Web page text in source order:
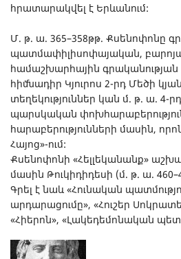
հրատարակվել է Երևանում:
Մ. թ. ա. 365–358թթ. Քսենոփոնը
պատմափիլիսոփայական,
համաշխարհային գրականության
հիմնադիր Կյուրոս 2-րդ Մեծի
տեղեկություններ կան մ. թ. ա.
պարսկական
հարաբերությունների մասին,
Հայոց»-ում:
Քսենոփոնի «Հելլեկանանք»
մասին Թուկիդիդեսի (մ. թ. ա.
Գրել է նաև «Հունական
արդարացումը», «Հուշեր
«Հիերոն», «Լակեդեմոնական